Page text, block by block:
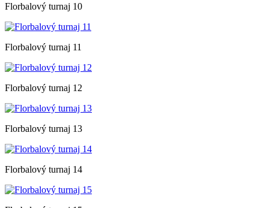
Florbalový turnaj 10
Florbalový turnaj 11
Florbalový turnaj 12
Florbalový turnaj 13
Florbalový turnaj 14